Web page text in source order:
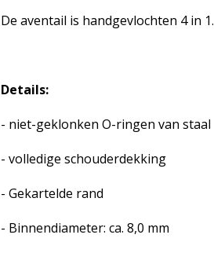
De aventail is handgevlochten 4 in 1.
Details:
- niet-geklonken O-ringen van staal
- volledige schouderdekking
- Gekartelde rand
- Binnendiameter: ca. 8,0 mm